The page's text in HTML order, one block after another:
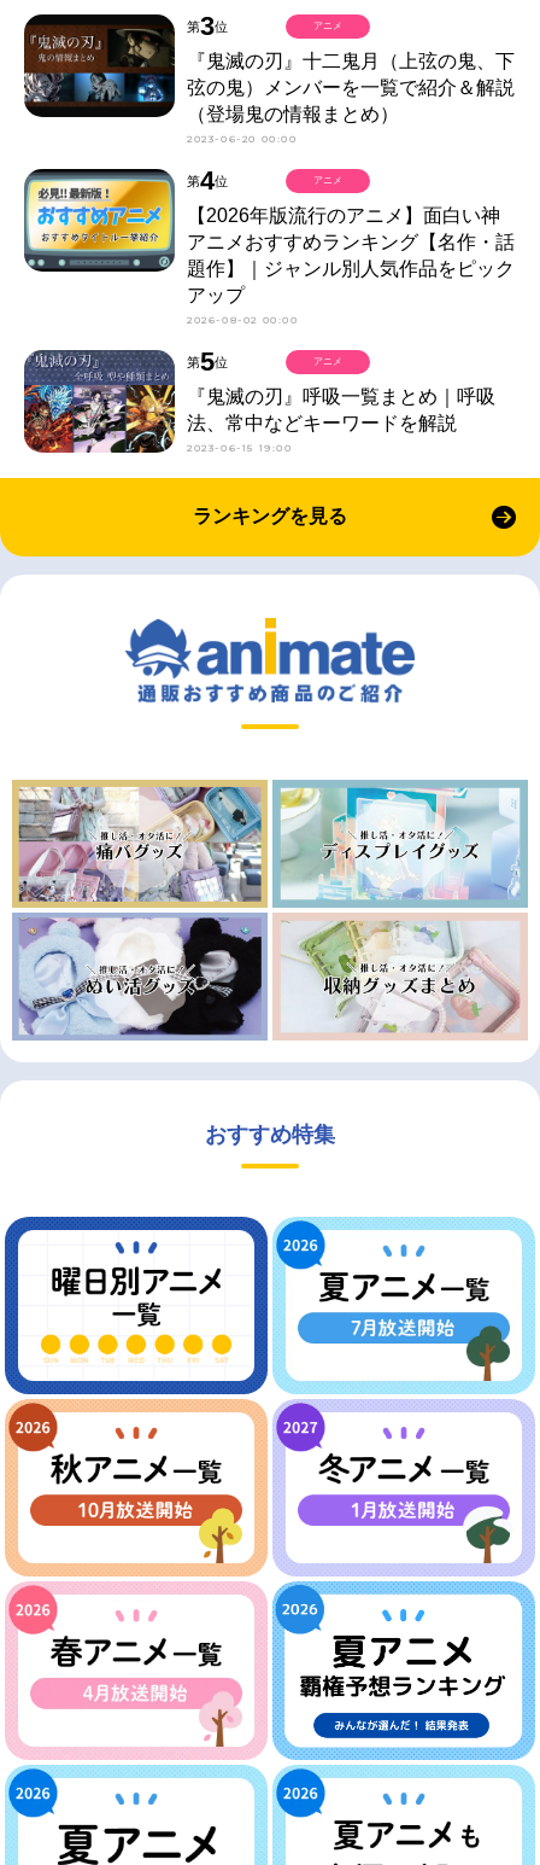
第3位
『鬼滅の刃』十二鬼月（上弦の鬼、下
弦の鬼）メンバーを一覧で紹介＆解説
（登場鬼の情報まとめ）
2023-06-20 00:00
アニメ
第4位
【2026年版流行のアニメ】面白い神
アニメおすすめランキング【名作・話
題作】｜ジャンル別人気作品をピック
アップ
2026-08-02 00:00
アニメ
第5位
『鬼滅の刃』呼吸一覧まとめ｜呼吸
法、常中などキーワードを解説
2023-06-15 19:00
アニメ
ランキングを見る
おすすめ特集